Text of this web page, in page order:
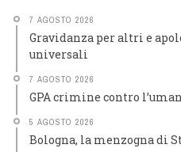
7 AGOSTO 2026
Gravidanza per altri e
universali
7 AGOSTO 2026
GPA crimine contro
5 AGOSTO 2026
Bologna, la menzogna di